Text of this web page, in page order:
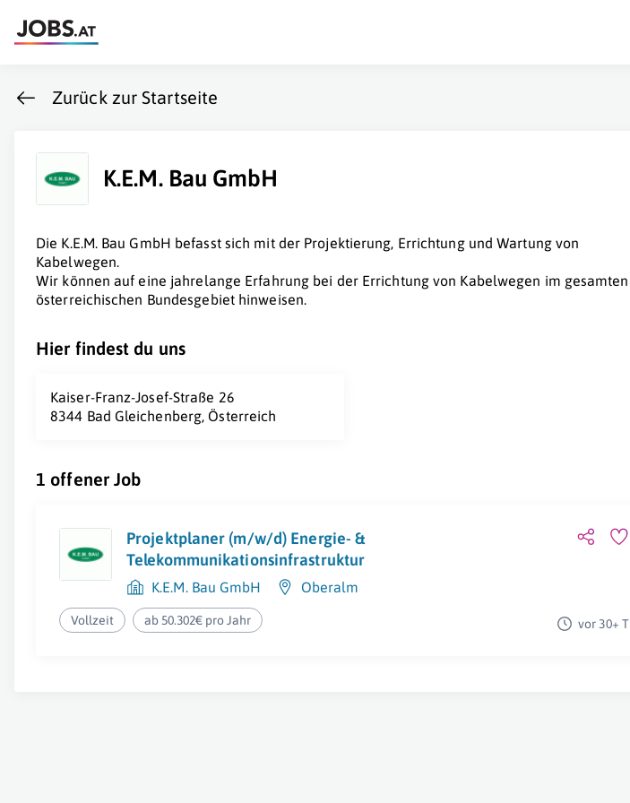
Zurück zur Startseite
K.E.M. Bau GmbH
Die K.E.M. Bau GmbH befasst sich mit der Projektierung, Errichtung und Wartung von
Kabelwegen.
Wir können auf eine jahrelange Erfahrung bei der Errichtung von Kabelwegen im gesamten
österreichischen Bundesgebiet hinweisen.
Hier findest du uns
Kaiser-Franz-Josef-Straße 26
8344 Bad Gleichenberg, Österreich
1 offener Job
Projektplaner (m/w/d) Energie- &
Telekommunikationsinfrastruktur
K.E.M. Bau GmbH Oberalm
Vollzeit ab 50.302€ pro Jahr vor 30+ T